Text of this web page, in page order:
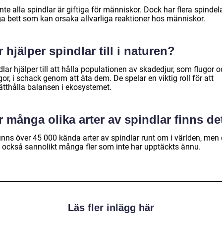
alla spindlar är giftiga för människor. Dock har flera
bett som kan orsaka allvarliga reaktioner hos människor.
hjälper spindlar till i naturen?
hjälper till att hålla populationen av skadedjur, som flugor
i schack genom att äta dem. De spelar en viktig roll för att
balansen i ekosystemet.
många olika arter av spindlar finns
över 45 000 kända arter av spindlar runt om i världen, men
sannolikt många fler som inte har upptäckts ännu.
Läs fler inlägg här